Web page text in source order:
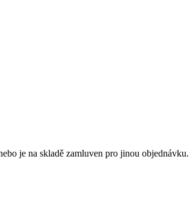
je na skladě zamluven pro jinou